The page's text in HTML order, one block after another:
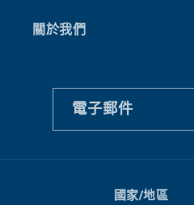
關於我們
電子郵件
國家/地區